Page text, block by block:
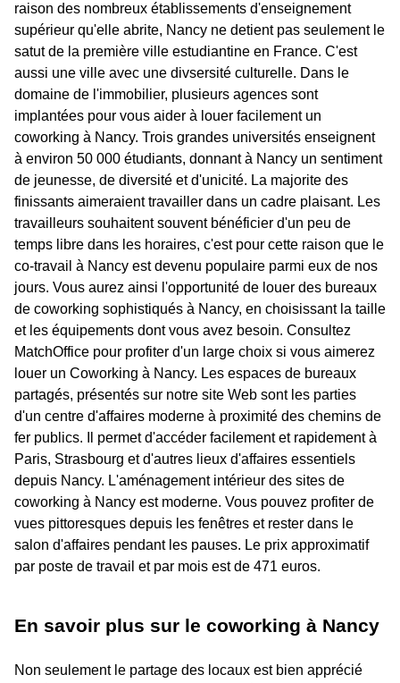
raison des nombreux établissements d'enseignement
supérieur qu'elle abrite, Nancy ne detient pas seulement le
satut de la première ville estudiantine en France. C'est
aussi une ville avec une divsersité culturelle. Dans le
domaine de l'immobilier, plusieurs agences sont
implantées pour vous aider à louer facilement un
coworking à Nancy. Trois grandes universités enseignent
à environ 50 000 étudiants, donnant à Nancy un sentiment
de jeunesse, de diversité et d'unicité. La majorite des
finissants aimeraient travailler dans un cadre plaisant. Les
travailleurs souhaitent souvent bénéficier d'un peu de
temps libre dans les horaires, c'est pour cette raison que le
co-travail à Nancy est devenu populaire parmi eux de nos
jours. Vous aurez ainsi l'opportunité de louer des bureaux
de coworking sophistiqués à Nancy, en choisissant la taille
et les équipements dont vous avez besoin. Consultez
MatchOffice pour profiter d'un large choix si vous aimerez
louer un Coworking à Nancy. Les espaces de bureaux
partagés, présentés sur notre site Web sont les parties
d'un centre d'affaires moderne à proximité des chemins de
fer publics. Il permet d'accéder facilement et rapidement à
Paris, Strasbourg et d'autres lieux d'affaires essentiels
depuis Nancy. L'aménagement intérieur des sites de
coworking à Nancy est moderne. Vous pouvez profiter de
vues pittoresques depuis les fenêtres et rester dans le
salon d'affaires pendant les pauses. Le prix approximatif
par poste de travail et par mois est de 471 euros.
En savoir plus sur le coworking à Nancy
Non seulement le partage des locaux est bien apprécié